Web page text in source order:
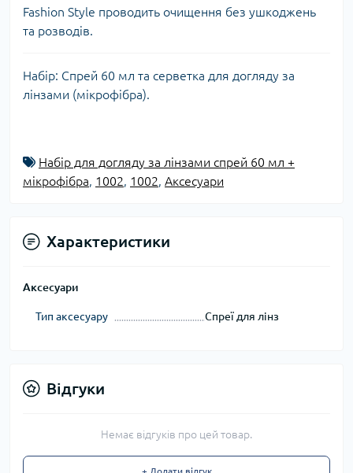
Fashion Style проводить очищення без ушкоджень
та розводів.
Набір: Спрей 60 мл та серветка для догляду за
лінзами (мікрофібра).
Набір для догляду за лінзами спрей 60 мл +
мікрофібра 1002 1002 Аксесуари
Характеристики
Аксесуари
Тип аксесуару Спреї для лінз
Відгуки
Немає відгуків про цей товар.
+ Додати відгук